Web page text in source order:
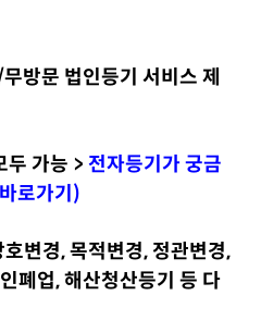
방문 법인등기 서비스 제
두 가능 >전자등기가 궁금
로가기 )
변경, 목적변경, 정관변경,
폐업, 해산청산등기 등 다